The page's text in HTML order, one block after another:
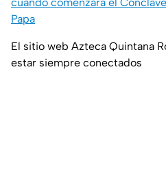
Papa
El sitio web Azteca Quintana
estar siempre conectados